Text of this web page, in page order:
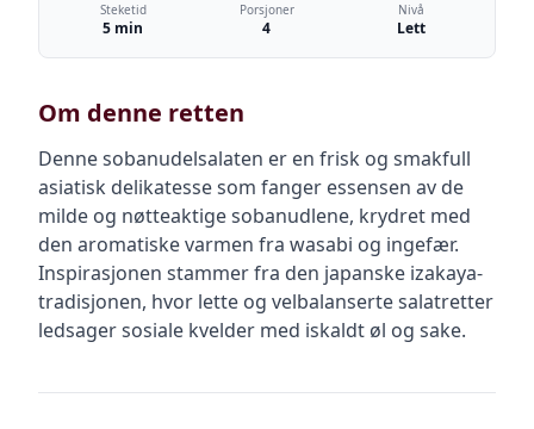
Steketid
5 min
Porsjoner
4
Nivå
Lett
Om denne retten
Denne sobanudelsalaten er en frisk og smakfull
asiatisk delikatesse som fanger essensen av de
milde og nøtteaktige sobanudlene, krydret med
den aromatiske varmen fra wasabi og ingefær.
Inspirasjonen stammer fra den japanske izakaya-
tradisjonen, hvor lette og velbalanserte salatretter
ledsager sosiale kvelder med iskaldt øl og sake.